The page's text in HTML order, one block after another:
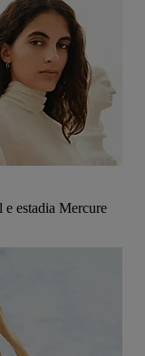
e estadia Mercure